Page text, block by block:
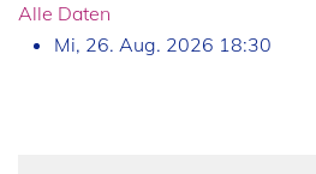
Alle Daten
Mi, 26. Aug. 2026 18:30